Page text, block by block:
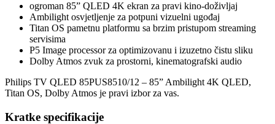
ogroman 85” QLED 4K ekran za pravi kino-doživljaj
Ambilight osvjetljenje za potpuni vizuelni ugođaj
Titan OS pametnu platformu sa brzim pristupom streaming
servisima
P5 Image processor za optimizovanu i izuzetno čistu sliku
Dolby Atmos zvuk za prostorni, kinematografski audio
Philips TV QLED 85PUS8510/12 – 85” Ambilight 4K QLED,
Titan OS, Dolby Atmos je pravi izbor za vas.
Kratke specifikacije